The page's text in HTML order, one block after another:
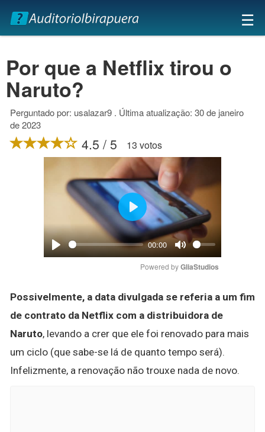
×
☰
Por que a Netflix tirou o
Naruto?
Perguntado por: usalazar9 . Última atualização: 30 de janeiro
de 2023
4.5 / 5 13 votos
Play
00:00
Mute
Play
Powered by GliaStudios
Possivelmente, a data divulgada se referia a um fim
de contrato da Netflix com a distribuidora de
Naruto, levando a crer que ele foi renovado para mais
um ciclo (que sabe-se lá de quanto tempo será).
Infelizmente, a renovação não trouxe nada de novo.